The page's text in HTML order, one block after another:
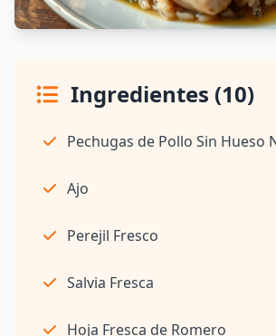
Ingredientes (10)
Pechugas de Pollo Sin Hueso
Ajo
Perejil Fresco
Salvia Fresca
Hoja Fresca de Romero